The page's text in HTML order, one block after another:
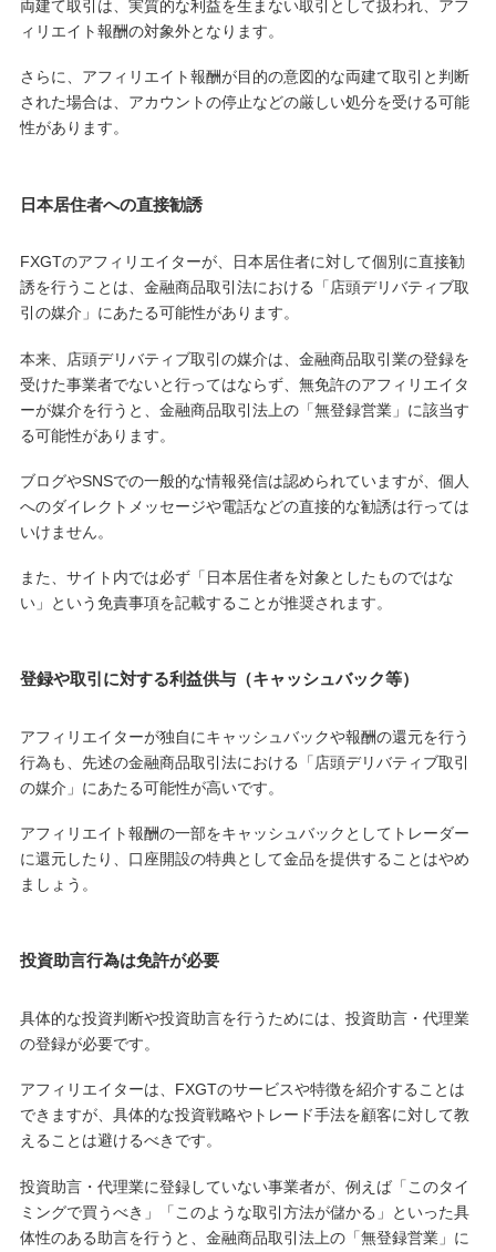
両建て取引は、実質的な利益を生まない取引として扱われ、アフ
ィリエイト報酬の対象外となります。
さらに、アフィリエイト報酬が目的の意図的な両建て取引と判断
された場合は、アカウントの停止などの厳しい処分を受ける可能
性があります。
日本居住者への直接勧誘
FXGTのアフィリエイターが、日本居住者に対して個別に直接勧
誘を行うことは、金融商品取引法における「店頭デリバティブ取
引の媒介」にあたる可能性があります。
本来、店頭デリバティブ取引の媒介は、金融商品取引業の登録を
受けた事業者でないと行ってはならず、無免許のアフィリエイタ
ーが媒介を行うと、金融商品取引法上の「無登録営業」に該当す
る可能性があります。
ブログやSNSでの一般的な情報発信は認められていますが、個人
へのダイレクトメッセージや電話などの直接的な勧誘は行っては
いけません。
また、サイト内では必ず「日本居住者を対象としたものではな
い」という免責事項を記載することが推奨されます。
登録や取引に対する利益供与（キャッシュバック等）
アフィリエイターが独自にキャッシュバックや報酬の還元を行う
行為も、先述の金融商品取引法における「店頭デリバティブ取引
の媒介」にあたる可能性が高いです。
アフィリエイト報酬の一部をキャッシュバックとしてトレーダー
に還元したり、口座開設の特典として金品を提供することはやめ
ましょう。
投資助言行為は免許が必要
具体的な投資判断や投資助言を行うためには、投資助言・代理業
の登録が必要です。
アフィリエイターは、FXGTのサービスや特徴を紹介することは
できますが、具体的な投資戦略やトレード手法を顧客に対して教
えることは避けるべきです。
投資助言・代理業に登録していない事業者が、例えば「このタイ
ミングで買うべき」「このような取引方法が儲かる」といった具
体性のある助言を行うと、金融商品取引法上の「無登録営業」に